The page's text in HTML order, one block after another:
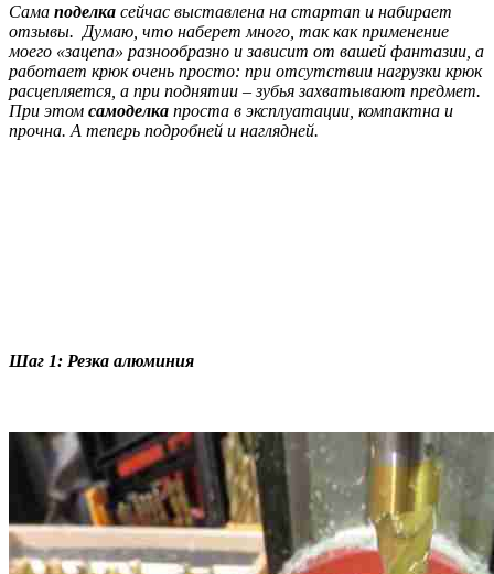
Сама поделка сейчас выставлена на стартап и набирает
отзывы. Думаю, что наберет много, так как применение
моего «зацепа» разнообразно и зависит от вашей фантазии, а
работает крюк очень просто: при отсутствии нагрузки крюк
расцепляется, а при поднятии – зубья захватывают предмет.
При этом самоделка проста в эксплуатации, компактна и
прочна. А теперь подробней и наглядней.
Шаг 1: Резка алюминия